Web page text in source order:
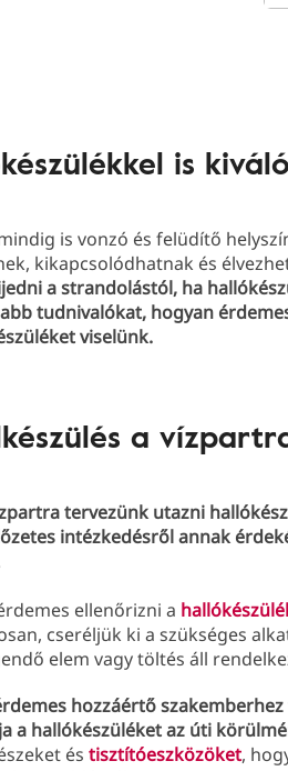
is
is vonzó és felüdítő
kikapcsolódhatnak és
a strandolástól, ha
tudnivalókat, hogyan
viselünk.
a
tervezünk utazni
intézkedésről annak
ellenőrizni a
cseréljük ki a szükséges
elem vagy töltés áll
hozzáértő
a hallókészüléket az úti
és tisztítóeszközöket,